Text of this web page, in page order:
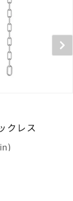
クレス